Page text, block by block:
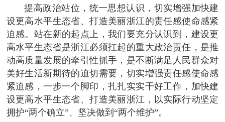
提高政治站位，统一思想认识，切实增强加快建
设更高水平生态省、打造美丽浙江的责任感使命感紧
迫感。站在新的起点上，我们要充分认识到，建设更
高水平生态省是浙江必须扛起的重大政治责任，是推
动高质量发展的牵引性抓手，是不断满足人民群众对
美好生活新期待的迫切需要，切实增强责任感使命感
紧迫感，一步一个脚印，扎扎实实干好工作，加快建
设更高水平生态省、打造美丽浙江，以实际行动坚定
拥护“两个确立”、坚决做到“两个维护”。